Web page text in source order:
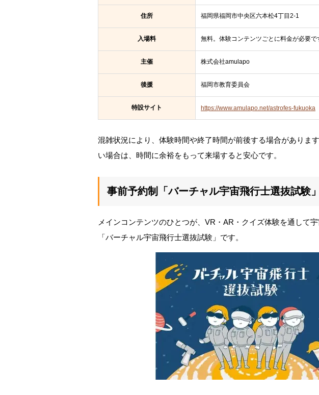
住所 福岡県福岡市中央区六本松4丁目2-1
入場料 無料。体験コンテンツごとに料金が必要で
主催 株式会社amulapo
後援 福岡市教育委員会
特設サイト https://www.amulapo.net/astrofes-fukuoka
混雑状況により、体験時間や終了時間が前後する場合がありま
い場合は、時間に余裕をもって来場すると安心です。
事前予約制「バーチャル宇宙飛行士選抜試験」
メインコンテンツのひとつが、VR・AR・クイズ体験を通して
「バーチャル宇宙飛行士選抜試験」です。